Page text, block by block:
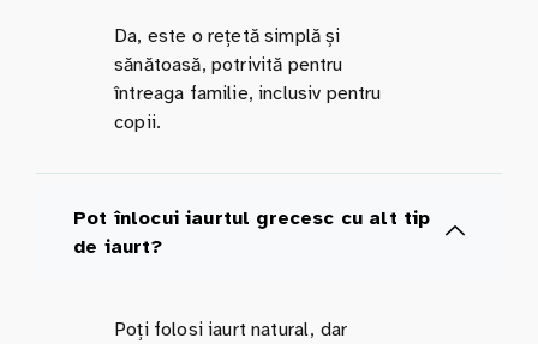
Da, este o rețetă simplă și
sănătoasă, potrivită pentru
întreaga familie, inclusiv pentru
copii.
Pot înlocui iaurtul grecesc cu alt tip
de iaurt?
Poți folosi iaurt natural, dar